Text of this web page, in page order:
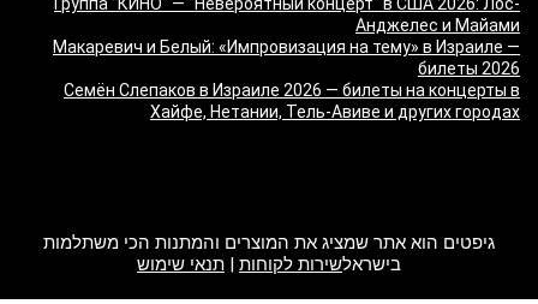
Анджелес и Майами
Макаревич и Белый: «Импровизация на тему» в Израиле —
билеты 2026
Семён Слепаков в Израиле 2026 — билеты на концерты в
Хайфе, Нетании, Тель-Авиве и других городах
גיפטים הוא אתר שמציג את המוצרים והמתנות הכי משתלמות
בישראלשירות לקוחות | תנאי שימוש